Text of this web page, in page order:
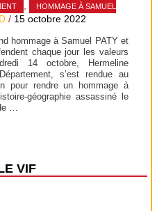
,
HOMMAGE À SAMUEL
/ 15 octobre 2022
hommage à Samuel PATY et
chaque jour les valeurs
14 octobre, Hermeline
s’est rendue au
pour rendre un hommage à
géographie assassiné le
…
VIF